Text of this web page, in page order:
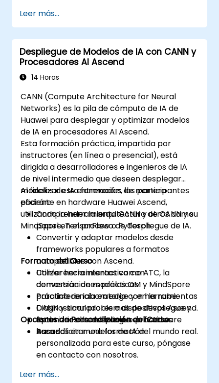
Leer más...
Despliegue de Modelos de IA con CANN y
Procesadores AI Ascend
14 Horas
CANN (Compute Architecture for Neural
Networks) es la pila de cómputo de IA de
Huawei para desplegar y optimizar modelos
de IA en procesadores AI Ascend.
Esta formación práctica, impartida por
instructores (en línea o presencial), está
dirigida a desarrolladores e ingenieros de IA
de nivel intermedio que deseen desplegar
modelos de IA entrenados de manera
eficiente en hardware Huawei Ascend,
utilizando la herramienta CANN y otros como
MindSpore, TensorFlow o PyTorch.
Al finalizar esta formación, los participantes
podrán:
Comprender la arquitectura de CANN y su
papel en el proceso de despliegue de IA.
Convertir y adaptar modelos desde
frameworks populares a formatos
compatibles con Ascend.
Utilizar herramientas como ATC, la
conversión de modelos OM y MindSpore
para inferencia en edge y en la nube.
Diagnosticar problemas de despliegue y
optimizar el rendimiento en hardware
Ascend.
Formato del Curso
Conferencia interactiva con
demostraciones prácticas.
Práctica de laboratorio con herramientas
CANN y simuladores o dispositivos Ascend.
Escenarios de despliegue prácticos
basados en modelos de IA del mundo real.
Opciones de Personalización del Curso
Para solicitar una formación
personalizada para este curso, póngase
en contacto con nosotros.
Leer más...